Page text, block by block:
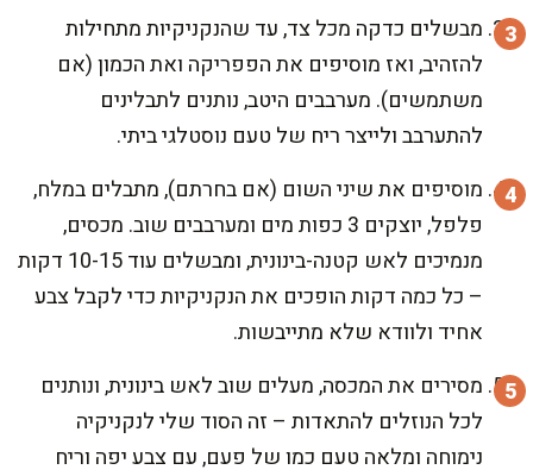
מבשלים כדקה מכל צד, עד שהנקניקיות מתחילות
להזהיב, ואז מוסיפים את הפפריקה ואת הכמון (אם
משתמשים). מערבבים היטב, נותנים לתבלינים
להתערבב ולייצר ריח של טעם נוסטלגי ביתי.
מוסיפים את שיני השום (אם בחרתם), מתבלים במלח,
פלפל, יוצקים 3 כפות מים ומערבבים שוב. מכסים,
מנמיכים לאש קטנה-בינונית, ומבשלים עוד 10-15 דקות
– כל כמה דקות הופכים את הנקניקיות כדי לקבל צבע
אחיד ולוודא שלא מתייבשות.
מסירים את המכסה, מעלים שוב לאש בינונית, ונותנים
לכל הנוזלים להתאדות – זה הסוד שלי לנקניקיה
נימוחה ומלאה טעם כמו של פעם, עם צבע יפה וריח